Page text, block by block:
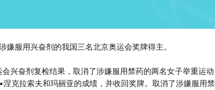
服用兴奋剂的我国三名北京奥运会奖牌得主。
兴奋剂复检结果，取消了涉嫌服用禁药的两名女子举重运动
克拉索夫和玛丽亚的成绩，并收回奖牌。取消了涉嫌服用